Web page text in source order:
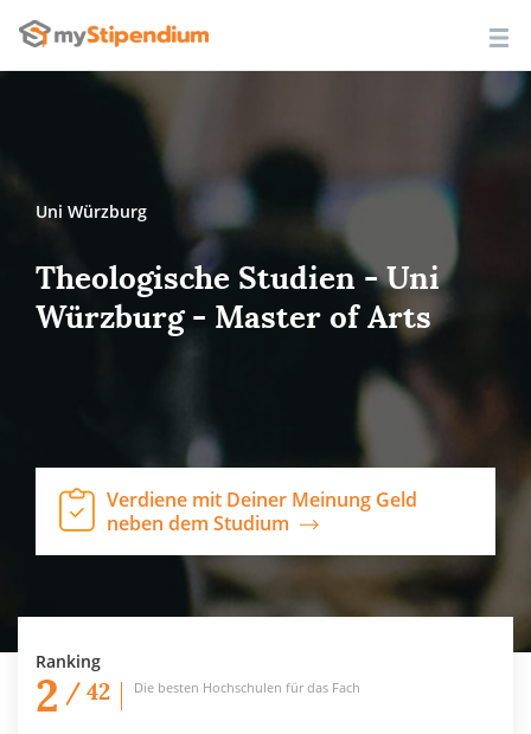
Uni Würzburg
Theologische Studien - Uni
Würzburg - Master of Arts
Verdiene mit Deiner Meinung Geld
neben dem Studium
Ranking
2 / 42 Die besten Hochschulen für das Fach